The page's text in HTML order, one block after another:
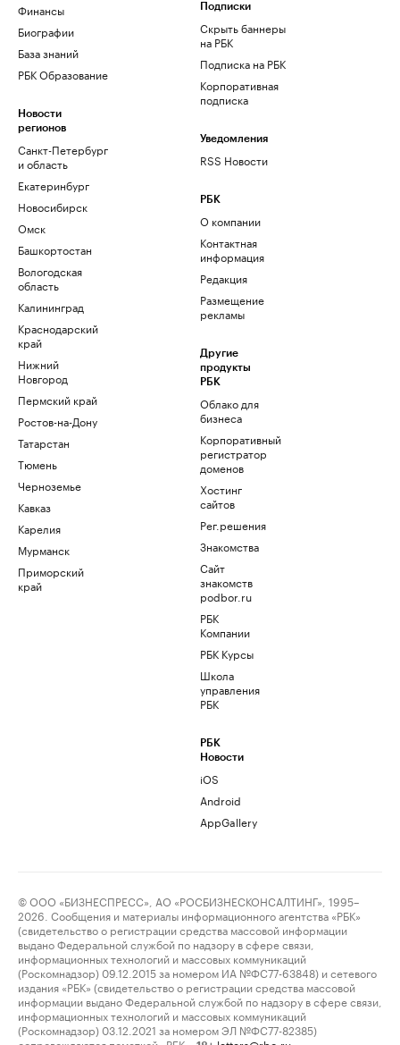
Финансы
Биографии
База знаний
РБК Образование
Новости
регионов
Санкт-Петербург
и область
Екатеринбург
Новосибирск
Омск
Башкортостан
Вологодская
область
Калининград
Краснодарский
край
Нижний
Новгород
Пермский край
Ростов-на-Дону
Татарстан
Тюмень
Черноземье
Кавказ
Карелия
Мурманск
Приморский
край
Подписки
Скрыть баннеры
на РБК
Подписка на РБК
Корпоративная
подписка
Уведомления
RSS Новости
РБК
О компании
Контактная
информация
Редакция
Размещение
рекламы
Другие
продукты
РБК
Облако для
бизнеса
Корпоративный
регистратор
доменов
Хостинг
сайтов
Рег.решения
Знакомства
Сайт
знакомств
podbor.ru
РБК
Компании
РБК Курсы
Школа
управления
РБК
РБК
Новости
iOS
Android
AppGallery
© ООО «БИЗНЕСПРЕСС», АО «РОСБИЗНЕСКОНСАЛТИНГ», 1995–
2026. Сообщения и материалы информационного агентства «РБК»
(свидетельство о регистрации средства массовой информации
выдано Федеральной службой по надзору в сфере связи,
информационных технологий и массовых коммуникаций
(Роскомнадзор) 09.12.2015 за номером ИА №ФС77-63848) и сетевого
издания «РБК» (свидетельство о регистрации средства массовой
информации выдано Федеральной службой по надзору в сфере связи,
информационных технологий и массовых коммуникаций
(Роскомнадзор) 03.12.2021 за номером ЭЛ №ФС77-82385)